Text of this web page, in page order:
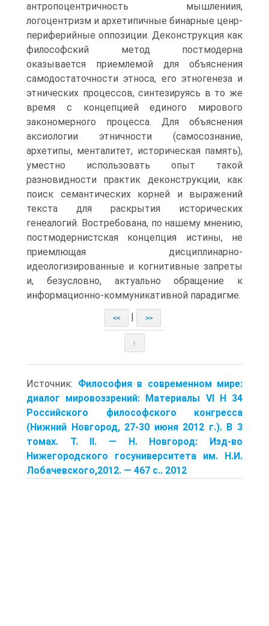
антропоцентричность мышлениия,
логоцентризм и архетипичные бинарные ценр-
периферийные оппозиции. Деконструкция как
философский метод постмодерна
оказывается приемлемой для объ­яснения
самодостаточности этноса, его этногенеза и
этнических процессов, синтезируясь в то же
время с концепцией единого мирового
закономерного процесса. Для объяснения
аксиологии этничности (самосознание,
архетипы, менталитет, историче­ская память),
уместно использовать опыт такой
разновидности практик деконструкции, как
поиск семантических корней и выражений
текста для раскрытия исторических
генеалогий. Востребована, по нашему мнению,
постмодернистская концепция истины, не
приемлю­щая дисциплинарно-
идеологизированные и когнитивные запреты
и, безусловно, актуально обращение к
информационно-коммуникативной парадигме.
<< >>
↑
Источник: Философия в современном мире:
диалог мировоззрений: Материалы VI Н 34
Российского философского конгресса
(Нижний Новгород, 27-30 июня 2012 г.). В 3
томах. Т. II. — Н. Новгород: Изд-во
Нижегородского госуниверситета им. Н.И.
Лобачевского,2012. — 467 с.. 2012